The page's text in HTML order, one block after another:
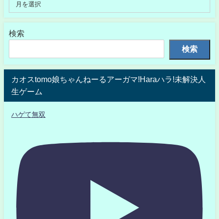
検索
検索
カオスtomo娘ちゃんねーるアーガマ!Haraハラ!未解決人
生ゲーム
ハゲて無双